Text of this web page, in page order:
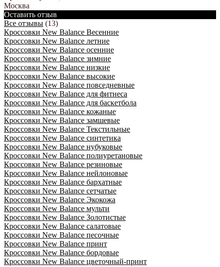
Москва
Оставить отзыв
Все отзывы (13)
Кроссовки New Balance Весенние
Кроссовки New Balance летние
Кроссовки New Balance осенние
Кроссовки New Balance зимние
Кроссовки New Balance низкие
Кроссовки New Balance высокие
Кроссовки New Balance повседневные
Кроссовки New Balance для фитнеса
Кроссовки New Balance для баскетбола
Кроссовки New Balance кожаные
Кроссовки New Balance замшевые
Кроссовки New Balance Текстильные
Кроссовки New Balance синтетика
Кроссовки New Balance нубуковые
Кроссовки New Balance полиуретановые
Кроссовки New Balance резиновые
Кроссовки New Balance нейлоновые
Кроссовки New Balance бархатные
Кроссовки New Balance сетчатые
Кроссовки New Balance Экокожа
Кроссовки New Balance мульти
Кроссовки New Balance Золотистые
Кроссовки New Balance салатовые
Кроссовки New Balance песочные
Кроссовки New Balance принт
Кроссовки New Balance бордовые
Кроссовки New Balance цветочный-принт